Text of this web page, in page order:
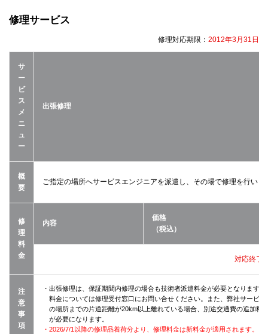
修理サービス
修理対応期限： 2012年3月31日
サ
ー
ビ
ス
メ
ニ
ュ
ー
出張修理
概
要
ご指定の場所へサービスエンジニアを派遣し、その場で修理を行いま
修
理
料
金
内容
価格
（税込）
対応終了
注
意
事
項
・出張修理は、保証期間内修理の場合も技術者派遣料金が必要となります
料金については修理受付窓口にお問い合せください。また、弊社サービ
の場所までの片道距離が20km以上離れている場合、別途交通費の追加
が必要になります。
・2026/7/1以降の修理品着荷分より、修理料金は新料金が適用されます。